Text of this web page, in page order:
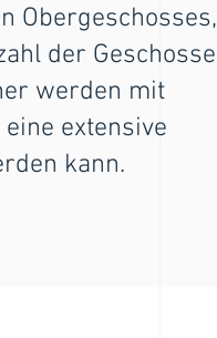
Obergeschosses,
der Geschosse
werden mit
extensive
kann.